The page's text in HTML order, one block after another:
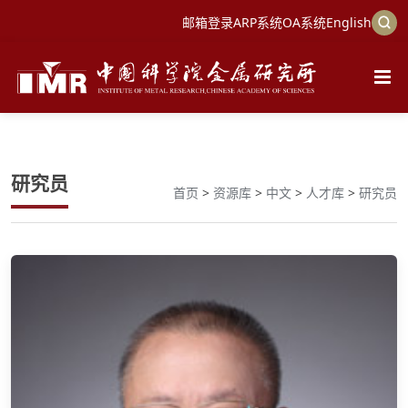
邮箱登录ARP系统OA系统English
研究员 首页 > 资源库 > 中文 > 人才库 > 研究员